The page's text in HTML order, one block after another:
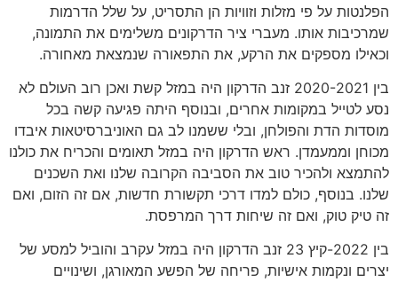
הפלנטות על פי מזלות וזוויות הן התסריט, על שלל הדרמות
שמרכיבות אותו. מעברי ציר הדרקונים משלימים את התמונה,
וכאילו מספקים את הרקע, את התפאורה שנמצאת מאחורה.
בין 2020-2021 זנב הדרקון היה במזל קשת ואכן רוב העולם לא
נסע לטייל במקומות אחרים, ובנוסף היתה פגיעה קשה בכל
מוסדות הדת והפולחן, ובלי ששמנו לב גם האוניברסיטאות איבדו
מכוחן וממעמדן. ראש הדרקון היה במזל תאומים והכריח את כולנו
להתמצא ולהכיר טוב את הסביבה הקרובה שלנו ואת השכנים
שלנו. בנוסף, כולם למדו דרכי תקשורת חדשות, אם זה הזום, ואם
זה טיק טוק, ואם זה שיחות דרך המרפסת.
בין 2022-קיץ 23 זנב הדרקון היה במזל עקרב והוביל למסע של
יצרים ונקמות אישיות, פריחה של הפשע המאורגן, ושינויים